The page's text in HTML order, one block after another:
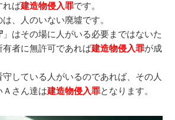
れば建造物侵入罪です。
、人のいない廃墟です。
」はその場に人がいる必要まではないた
者に無許可であれば建造物侵入罪が成
している人がいるのであれば、その人
Ａさん達は建造物侵入罪となります。